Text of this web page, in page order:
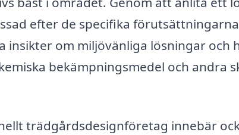
efter de specifika
insikter om miljövänliga lösningar och
bekämpningsmedel och andra
trädgårdsdesignföretag innebär